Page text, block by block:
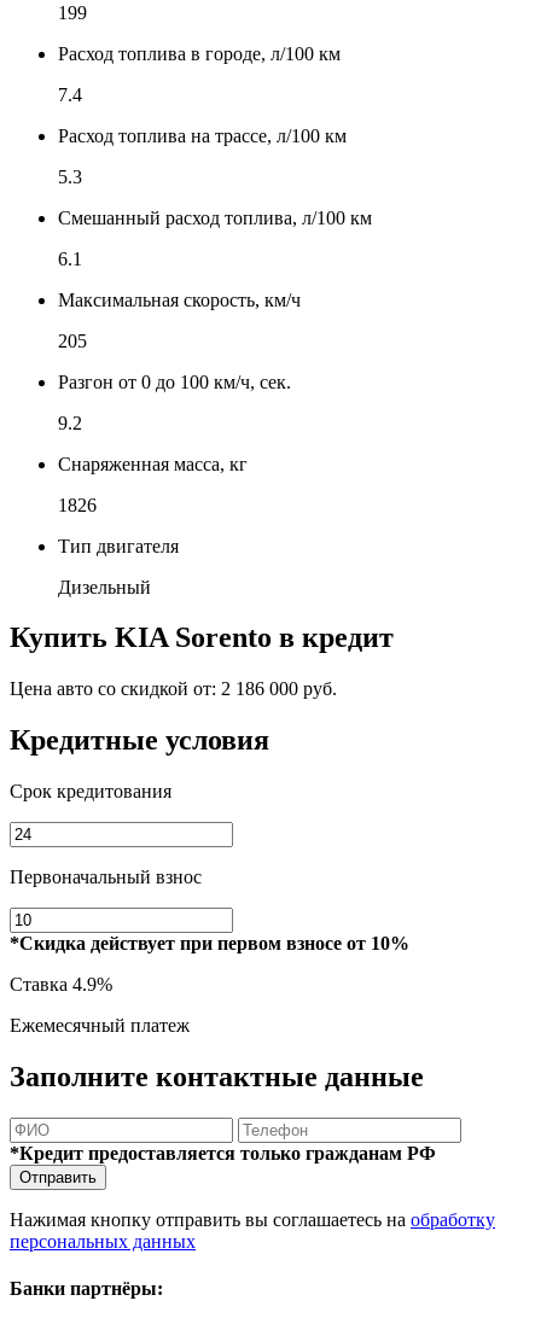
199
Расход топлива в городе, л/100 км
7.4
Расход топлива на трассе, л/100 км
5.3
Смешанный расход топлива, л/100 км
6.1
Максимальная скорость, км/ч
205
Разгон от 0 до 100 км/ч, сек.
9.2
Снаряженная масса, кг
1826
Тип двигателя
Дизельный
Купить KIA Sorento в кредит
Цена авто со скидкой от: 2 186 000 руб.
Кредитные условия
Срок кредитования
Первоначальный взнос
*Скидка действует при первом взносе от 10%
Ставка 4.9%
Ежемесячный платеж
Заполните контактные данные
*Кредит предоставляется только гражданам РФ
Отправить
Нажимая кнопку отправить вы соглашаетесь на обработку
персональных данных
Банки партнёры: